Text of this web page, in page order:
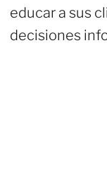
educar a sus
decisiones